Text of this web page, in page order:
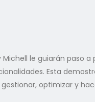
le guiarán paso
Esta
optimizar y